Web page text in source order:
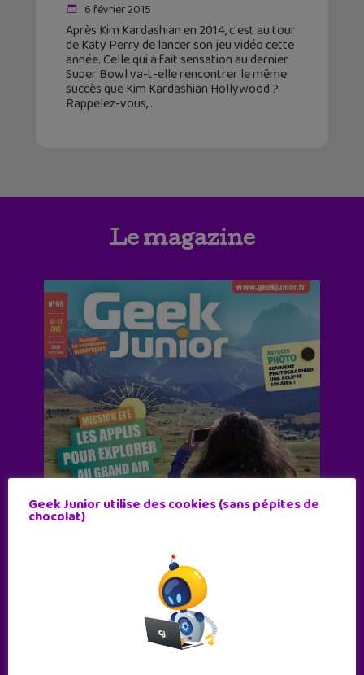
6 février 2015
Après Kim Kardashian en 2014, c'est au tour
de Katy Perry de lancer son jeu vidéo cette
année. Celle qui a fait sensation au dernier
Super Bowl va-t-elle rencontrer le même
succès que Kim Kardashian Hollywood ?
Rappelez-vous,
Le magazine
Geek Junior utilise des cookies (sans pépites de
chocolat)